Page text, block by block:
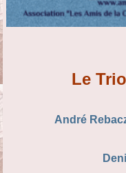
Le
André